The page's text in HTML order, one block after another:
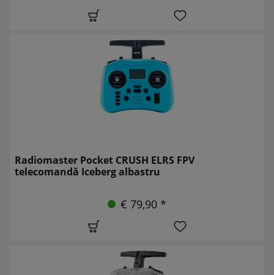
Radiomaster Pocket CRUSH ELRS FPV
telecomandă Iceberg albastru
€ 79,90 *